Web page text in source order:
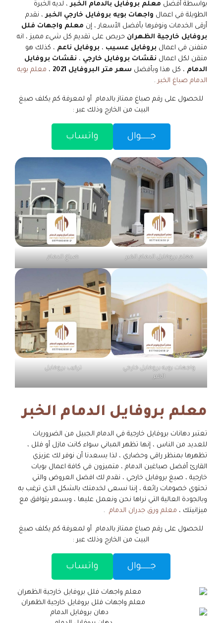
بواسطة أفضل معلم بروفايل بالدمام الخبر، لديه الخبرة
الطويلة في اعمال واجهات بويه بروفايل خارجي الخبر، نقدم
أرقى الخدمات ونوفرها بأفضل الأسعار ، إن معلم واجهات فلل
بروفايل خارجية الظهران حريص على تقديم كل شيء مميز ، انه
متفنن في اعمال بروفايل عسيب ، بروفايل ناعم ، كذلك هو
متقن لكل اعمال نقشات بروفايل خارجي ، نقشات بروفايل
الدمام ، كل هذا وبأفضل سعر متر البروفايل 2021 ، معلم بويه
الدمام صباغ الخبر.
للحصول على رقم صباغ ممتاز بالدمام أو لمعرفة كم يكلف صبغ
البيت من الخارج وذلك عبر :
جــــــوال واتساب
معلم بروفايل الدمام الخبر صباغ الدمام
واجهات بويه بروفايل خارجي
الخبر
تركيب بروفايل
معلم بروفايل الدمام الخبر
تعتبر دهانات بروفايل خارجية في الدمام الجبيل من الضروريات
للعديد من الناس ، إنها تظهر المباني سواء كانت مازل أو فلل ،
تظهرها بمنظر راقي وحضاري ، لذا يسعدنا أن نوفر لك عزيزي
القارئ أفضل صباغين الدمام ، متميزون في كافة اعمال بويات
خارجية ، صبغ بروفايل خارجي ، نقدم لك افضل العروض والتي
تحتوي خصومات رائعة ، إننا نسعى لخدمتك بالشكل الذي ترغب به
وبالجودة العالية التي نراها نحن ونعمل عليها ، وبسعر يتوافق مع
ميزانيتك ، معلم ورق جدران الدمام .
للحصول على رقم صباغ ممتاز بالدمام أو لمعرفة كم يكلف صبغ
البيت من الخارج وذلك عبر :
جــــــوال واتساب
معلم واجهات فلل بروفايل خارجية الظهران